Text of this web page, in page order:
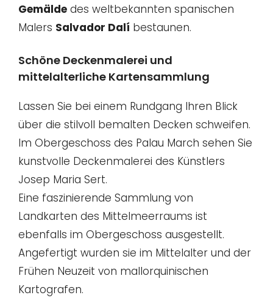
Gemälde des weltbekannten spanischen
Malers Salvador Dalí bestaunen.
Schöne Deckenmalerei und
mittelalterliche Kartensammlung
Lassen Sie bei einem Rundgang Ihren Blick
über die stilvoll bemalten Decken schweifen.
Im Obergeschoss des Palau March sehen Sie
kunstvolle Deckenmalerei des Künstlers
Josep Maria Sert.
Eine faszinierende Sammlung von
Landkarten des Mittelmeerraums ist
ebenfalls im Obergeschoss ausgestellt.
Angefertigt wurden sie im Mittelalter und der
Frühen Neuzeit von mallorquinischen
Kartografen.